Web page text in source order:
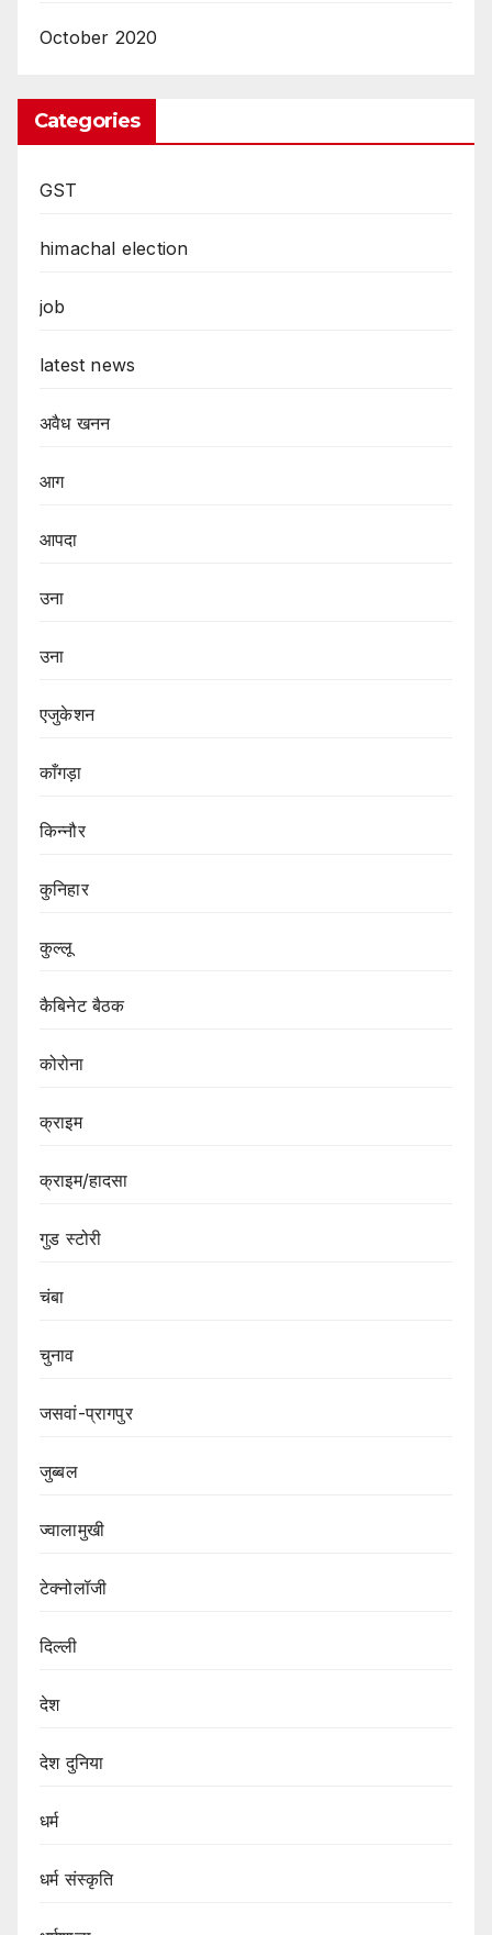
October 2020
Categories
GST
himachal election
job
latest news
अवैध खनन
आग
आपदा
उना
उना
एजुकेशन
काँगड़ा
किन्नौर
कुनिहार
कुल्लू
कैबिनेट बैठक
कोरोना
क्राइम
क्राइम/हादसा
गुड स्टोरी
चंबा
चुनाव
जसवां-प्रागपुर
जुब्बल
ज्वालामुखी
टेक्नोलॉजी
दिल्ली
देश
देश दुनिया
धर्म
धर्म संस्कृति